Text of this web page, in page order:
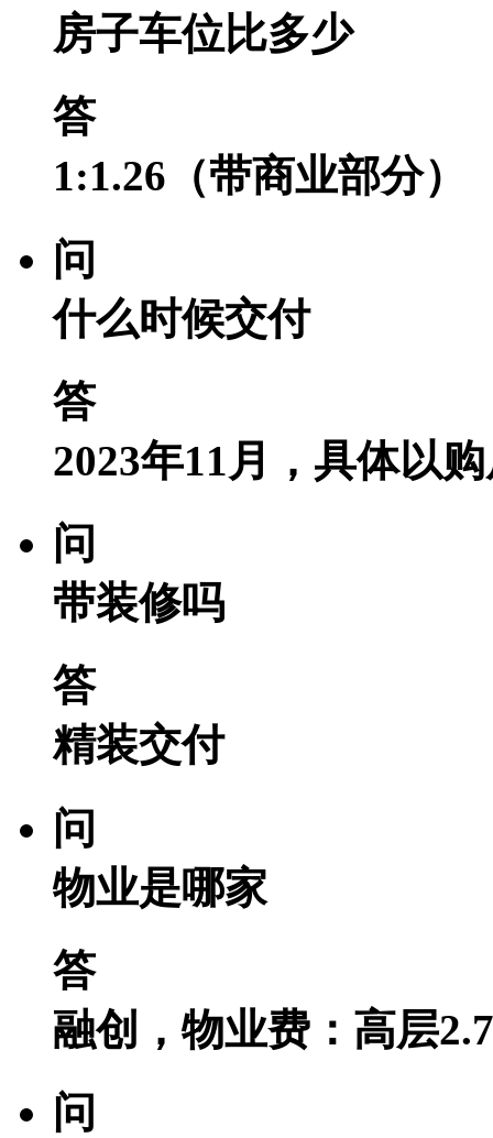
房子车位比多少
答
1:1.26（带商业部分）
问
什么时候交付
答
2023年11月，具体以
问
带装修吗
答
精装交付
问
物业是哪家
答
融创，物业费：高层
问